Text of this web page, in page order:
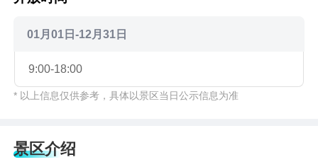
01月01日-12月31日
9:00-18:00
* 以上信息仅供参考，具体以景区当日公示信息为准
景区介绍